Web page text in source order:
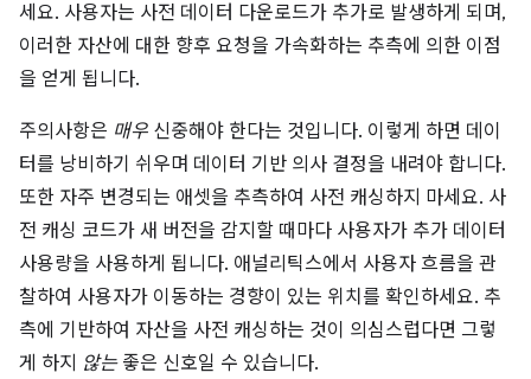
세요. 사용자는 사전 데이터 다운로드가 추가로 발생하게 되며,
이러한 자산에 대한 향후 요청을 가속화하는 추측에 의한 이점
을 얻게 됩니다.
주의사항은 매우 신중해야 한다는 것입니다. 이렇게 하면 데이
터를 낭비하기 쉬우며 데이터 기반 의사 결정을 내려야 합니다.
또한 자주 변경되는 애셋을 추측하여 사전 캐싱하지 마세요. 사
전 캐싱 코드가 새 버전을 감지할 때마다 사용자가 추가 데이터
사용량을 사용하게 됩니다. 애널리틱스에서 사용자 흐름을 관
찰하여 사용자가 이동하는 경향이 있는 위치를 확인하세요. 추
측에 기반하여 자산을 사전 캐싱하는 것이 의심스럽다면 그렇
게 하지 않는좋은 신호일 수 있습니다.